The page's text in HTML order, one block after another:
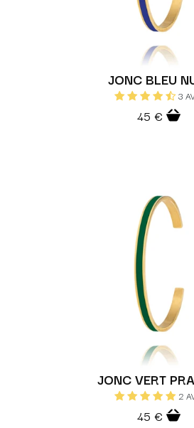
JONC BLEU
3
45 €
JONC VERT
2
45 €